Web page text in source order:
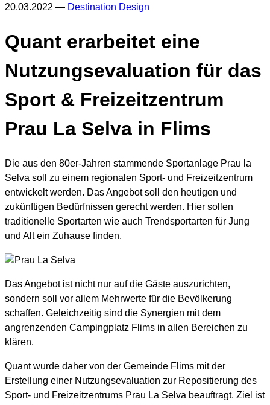
20.03.2022 — Destination Design
Quant erarbeitet eine
Nutzungsevaluation für das
Sport & Freizeitzentrum
Prau La Selva in Flims
Die aus den 80er-Jahren stammende Sportanlage Prau la
Selva soll zu einem regionalen Sport- und Freizeitzentrum
entwickelt werden. Das Angebot soll den heutigen und
zukünftigen Bedürfnissen gerecht werden. Hier sollen
traditionelle Sportarten wie auch Trendsportarten für Jung
und Alt ein Zuhause finden.
Das Angebot ist nicht nur auf die Gäste auszurichten,
sondern soll vor allem Mehrwerte für die Bevölkerung
schaffen. Geleichzeitig sind die Synergien mit dem
angrenzenden Campingplatz Flims in allen Bereichen zu
klären.
Quant wurde daher von der Gemeinde Flims mit der
Erstellung einer Nutzungsevaluation zur Repositierung des
Sport- und Freizeitzentrums Prau La Selva beauftragt. Ziel ist